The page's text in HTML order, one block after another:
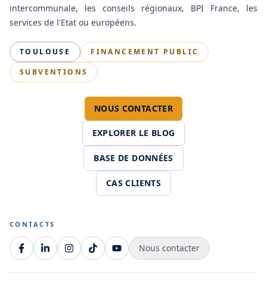
intercommunale, les conseils régionaux, BPI France, les
services de l'Etat ou européens.
TOULOUSE
FINANCEMENT PUBLIC
SUBVENTIONS
NOUS CONTACTER
EXPLORER LE BLOG
BASE DE DONNÉES
CAS CLIENTS
CONTACTS
Nous contacter